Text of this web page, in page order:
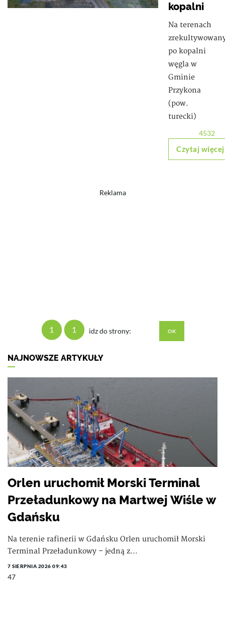
kopalni
Na terenach
po kopalni
węgla w
Gminie
Przykona
(pow.
turecki)
4532
Czytaj więcej
Reklama
1 1 idz do strony:
NAJNOWSZE ARTYKUŁY
Orlen uruchomił Morski Terminal
Przeładunkowy na Martwej Wiśle w
Gdańsku
Na terenie rafinerii w Gdańsku Orlen uruchomił Morski
Terminal Przeładunkowy – jedną z...
7 SIERPNIA 2026 09:43
47